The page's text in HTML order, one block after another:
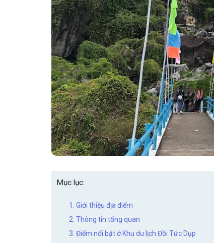
Mục lục:
1. Giới thiệu địa điểm
2. Thông tin tổng quan
3. Điểm nổi bật ở Khu du lịch Đồi Tức Dụp